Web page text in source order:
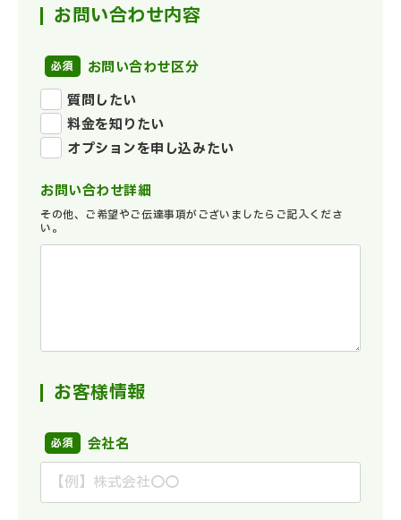
お問い合わせ内容
お問い合わせ区分
質問したい
料金を知りたい
オプションを申し込みたい
お問い合わせ詳細
その他、ご希望やご伝達事項がございましたらご記入くださ
い。
お客様情報
会社名